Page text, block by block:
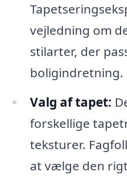
vejledning om
stilarter, der
boligindretning.
Valg af tapet:
forskellige
teksturer.
at vælge den